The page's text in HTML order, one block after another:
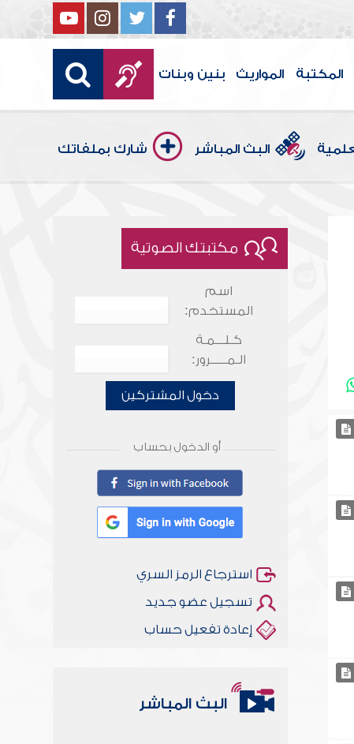
المكتبة المواريث بنين وبنات
البث المباشر شارك بملفاتك
مكتبتك الصوتية
اسم
المستخدم:
كـلـــمـة
الـمـــــرور:
دخول المشتركين
أو الدخول بحساب
استرجاع الرمز السري
تسجيل عضو جديد
إعادة تفعيل حساب
البث المباشر